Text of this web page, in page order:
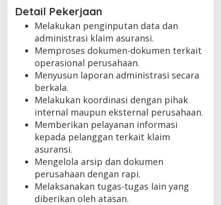
Detail Pekerjaan
Melakukan penginputan data dan
administrasi klaim asuransi.
Memproses dokumen-dokumen terkait
operasional perusahaan.
Menyusun laporan administrasi secara
berkala.
Melakukan koordinasi dengan pihak
internal maupun eksternal perusahaan.
Memberikan pelayanan informasi
kepada pelanggan terkait klaim
asuransi.
Mengelola arsip dan dokumen
perusahaan dengan rapi.
Melaksanakan tugas-tugas lain yang
diberikan oleh atasan.